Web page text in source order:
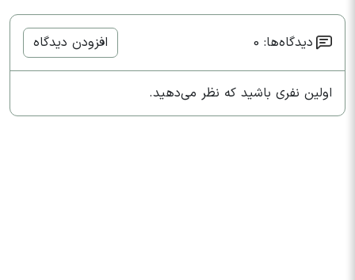
دیدگاه‌ها: 0 افزودن دیدگاه
اولین نفری باشید که نظر می‌دهید.